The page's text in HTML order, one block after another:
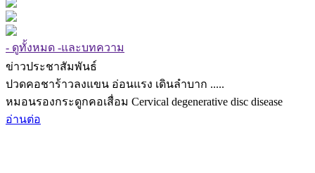
- ดูทั้งหมด -และบทความ
ข่าวประชาสัมพันธ์
ปวดคอชาร้าวลงแขน อ่อนแรง เดินลำบาก .....
หมอนรองกระดูกคอเสื่อม Cervical degenerative disc disease
อ่านต่อ